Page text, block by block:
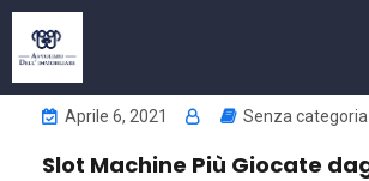
Aprile 6, 2021 Senza categoria
Slot Machine Più Giocate